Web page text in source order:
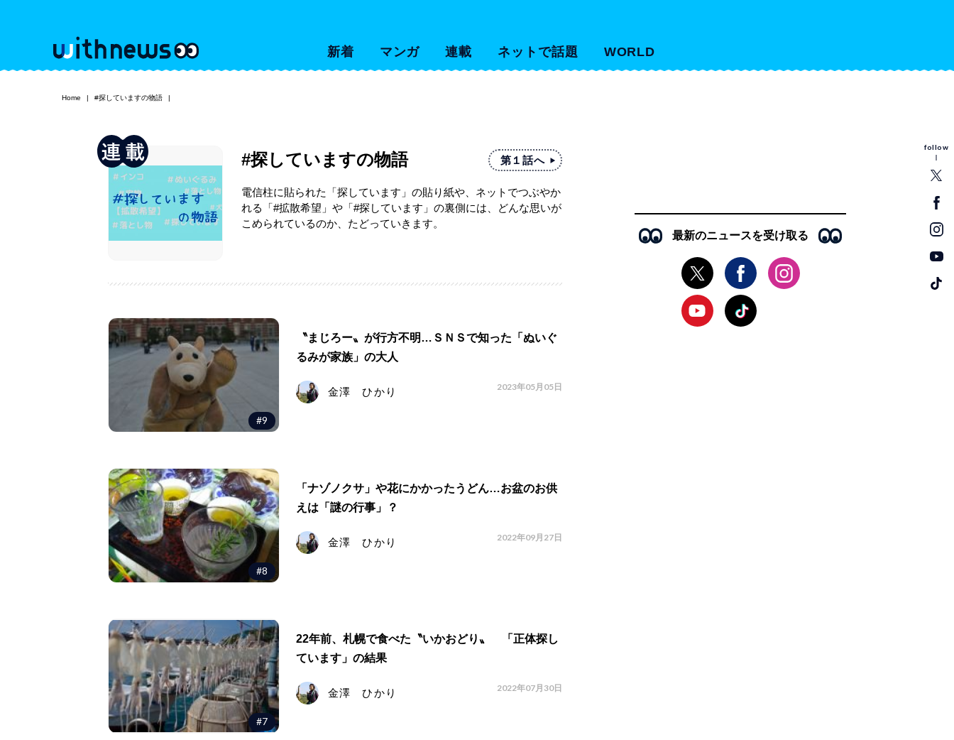
新着 マンガ 連載 ネットで話題 WORLD
follow
Home #探していますの物語
#探していますの物語 第１話へ
電信柱に貼られた「探しています」の貼り紙や、ネットでつぶやか
れる「#拡散希望」や「#探しています」の裏側には、どんな思いが
こめられているのか、たどっていきます。
#9
〝まじろー〟が行方不明…ＳＮＳで知った「ぬいぐ
るみが家族」の大人
金澤 ひかり 2023年05月05日
#8
「ナゾノクサ」や花にかかったうどん…お盆のお供
えは「謎の行事」？
金澤 ひかり 2022年09月27日
#7
22年前、札幌で食べた〝いかおどり〟 「正体探し
ています」の結果
金澤 ひかり 2022年07月30日
最新のニュースを受け取る